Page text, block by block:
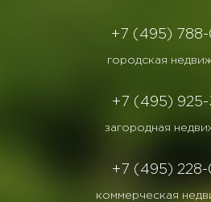
+7 (495)
городская
+7 (495) 925-
загородная
+7 (495)
коммерческая